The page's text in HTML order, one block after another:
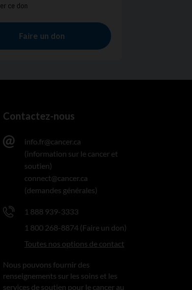
Contactez-nous
info.fr@cancer.ca
(information sur le cancer et
soutien)
connect@cancer.ca
(demandes générales)
1 888 939-3333
1 800 268-8874 (Faire un don)
Toutes nos options de contact
Nous pouvons fournir des
renseignements sur les soins et les
services de soutien pour le cancer au